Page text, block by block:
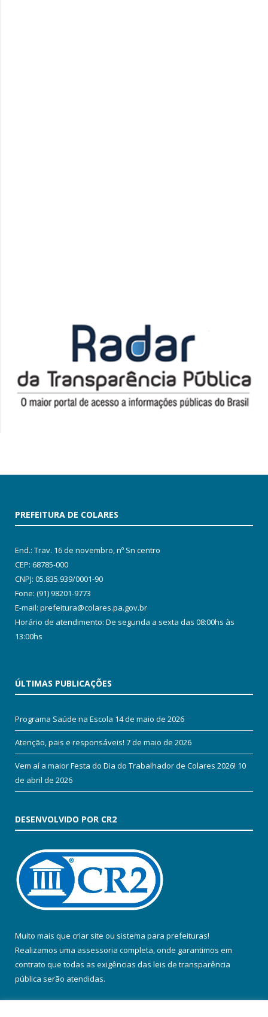
PREFEITURA DE COLARES
End.: Trav. 16 de novembro, nº Sn centro
CEP: 68785-000
CNPJ: 05.835.939/0001-90
Fone: (91) 98201-9773
E-mail: prefeitura@colares.pa.gov.br
Horário de atendimento: De segunda a sexta das 08:00hs às
13:00hs
ÚLTIMAS PUBLICAÇÕES
Programa Saúde na Escola 14 de maio de 2026
Atenção, pais e responsáveis! 7 de maio de 2026
Vem aí a maior Festa do Dia do Trabalhador de Colares 2026! 10
de abril de 2026
DESENVOLVIDO POR CR2
Muito mais que criar site ou sistema para prefeituras!
Realizamos uma assessoria completa, onde garantimos em
contrato que todas as exigências das leis de transparência
pública serão atendidas.